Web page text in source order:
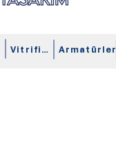
Vitrifiye Armatürler